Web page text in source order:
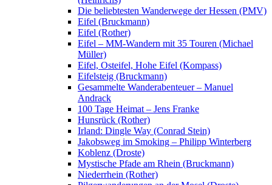
Die beliebtesten Wanderwege der Hessen (PMV)
Eifel (Bruckmann)
Eifel (Rother)
Eifel – MM-Wandern mit 35 Touren (Michael
Müller)
Eifel, Osteifel, Hohe Eifel (Kompass)
Eifelsteig (Bruckmann)
Gesammelte Wanderabenteuer – Manuel
Andrack
100 Tage Heimat – Jens Franke
Hunsrück (Rother)
Irland: Dingle Way (Conrad Stein)
Jakobsweg im Smoking – Philipp Winterberg
Koblenz (Droste)
Mystische Pfade am Rhein (Bruckmann)
Niederrhein (Rother)